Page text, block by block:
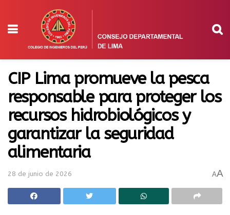
CIP Lima promueve la pesca
responsable para proteger los
recursos hidrobiológicos y
garantizar la seguridad
alimentaria
28 de junio de 2026 AA